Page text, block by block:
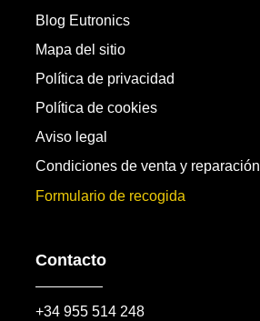
Blog Eutronics
Mapa del sitio
Política de privacidad
Política de cookies
Aviso legal
Condiciones de venta y reparación
Formulario de recogida
Contacto
+34 955 514 248